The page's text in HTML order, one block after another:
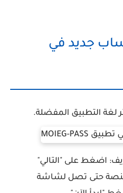
جديد في
لغة التطبيق المفضلة.
اضغط على "التالي"
حتى تصل لشاشة